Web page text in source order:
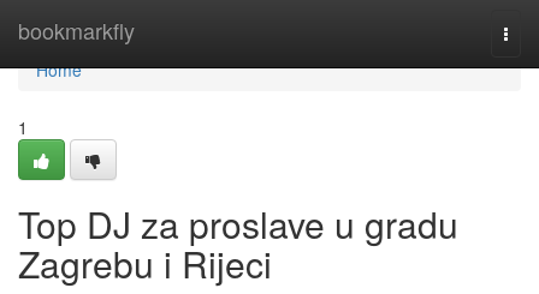
bookmarkfly
Home
Home
1
Top DJ za proslave u gradu
Zagrebu i Rijeci